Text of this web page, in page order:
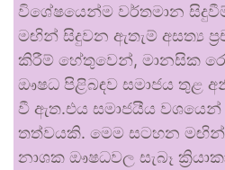
විශේෂයෙන්ම වර්තමාන
මඟින් සිදුවන ඇතැම් අසත්‍ය
කිරීම් හේතුවෙන්, මානසික
ඖෂධ පිළිබඳව සමාජය තුළ
වී ඇත.එය සමාජයීය වශයෙන්
තත්වයකි. මෙම සටහන මඟින්
නාශක ඖෂධවල සැබෑ